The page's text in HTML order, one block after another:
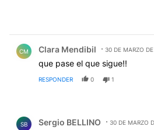
CM Clara Mendibil 30 DE MARZO
que pase el que sigue!!
RESPONDER 0 1
SB Sergio BELLINO 30 DE MARZO